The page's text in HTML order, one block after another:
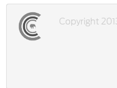
Copyright